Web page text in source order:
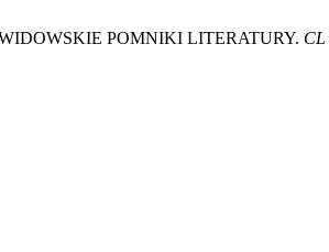
POMNIKI LITERATURY. CL